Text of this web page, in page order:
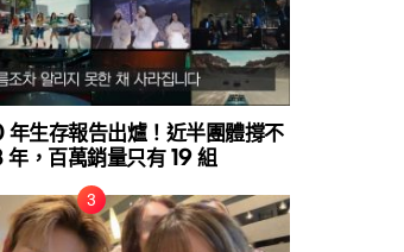
生存報告出爐！近半團體撐不
年，百萬銷量只有 19 組